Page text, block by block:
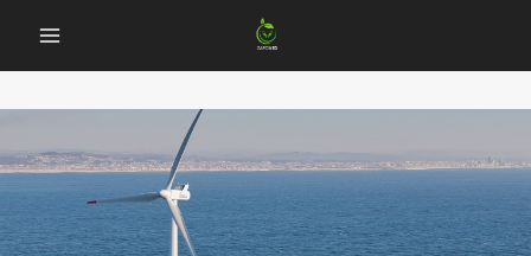
содержанию